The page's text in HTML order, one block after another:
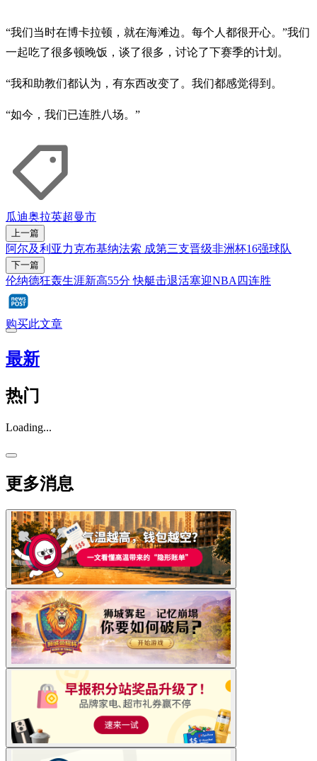
“我们当时在博卡拉顿，就在海滩边。每个人都很开心。”我们
一起吃了很多顿晚饭，谈了很多，讨论了下赛季的计划。
“我和助教们都认为，有东西改变了。我们都感觉得到。
“如今，我们已连胜八场。”
瓜迪奥拉英超曼市
上一篇
阿尔及利亚力克布基纳法索 成第三支晋级非洲杯16强球队
下一篇
伦纳德狂轰生涯新高55分 快艇击退活塞迎NBA四连胜
购买此文章
最新
热门
Loading...
更多消息